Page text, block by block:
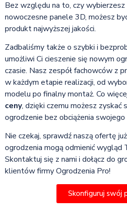
Bez względu na to, czy
nowoczesne panele 3D, możesz
produkt najwyższej jakości.
Zadbaliśmy także o szybki i
umożliwi Ci cieszenie się nowym
czasie. Nasz zespół fachowców z
w każdym etapie realizacji, od
modelu po finalny montaż. Co
ceny, dzięki czemu możesz
ogrodzenie bez obciążenia
Nie czekaj, sprawdź naszą ofertę
ogrodzenia mogą odmienić wygląd
Skontaktuj się z nami i dołącz do
klientów firmy Ogrodzenia Pro!
Skonfiguruj swój